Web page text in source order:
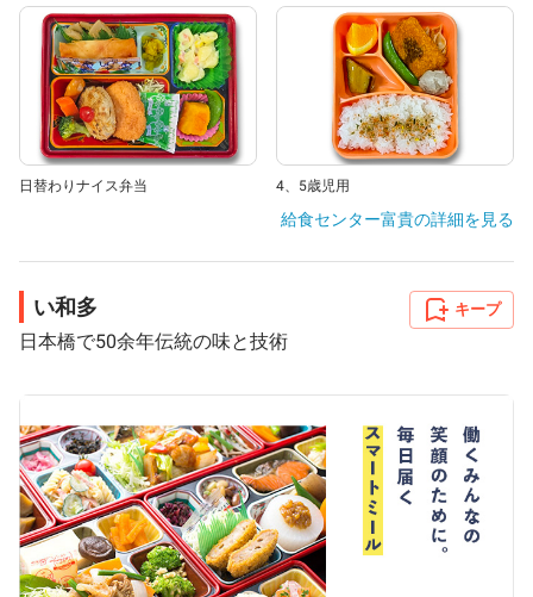
日替わりナイス弁当 4、5歳児用
給食センター富貴の詳細を見る
い和多
日本橋で50余年伝統の味と技術
キープ